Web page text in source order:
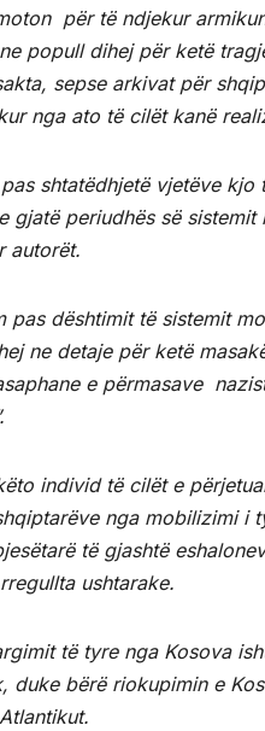
për të ndjekur
popull dihej për ketë
sepse arkivat për
nga ato të cilët kanë
shtatëdhjetë vjetëve
gjatë periudhës së
autorët.
pas dështimit të sistemit
ne detaje për ketë
e përmasave
individ të cilët e
nga mobilizimi i
të gjashtë
ushtarake.
të tyre nga Kosova
duke bërë riokupimin e